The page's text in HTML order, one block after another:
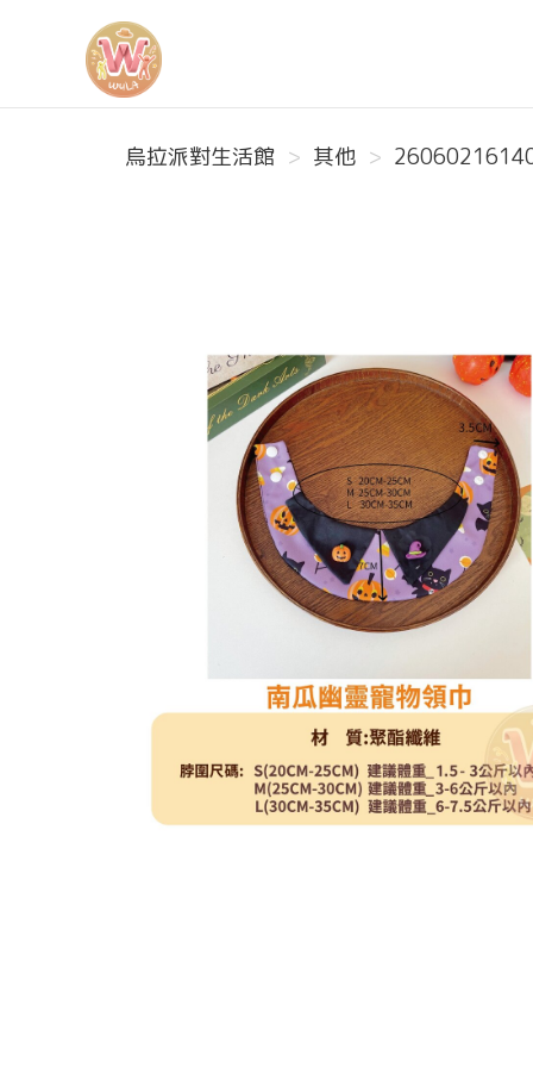
烏拉派對生活館
烏拉派對生活館
其他